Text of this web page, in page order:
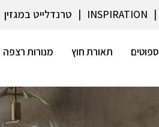
INSPIRATION טרנדלייט במגזין
ספוטים תאורת חוץ מנורות רצפה